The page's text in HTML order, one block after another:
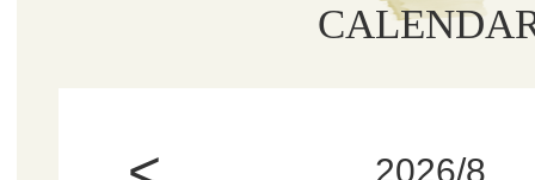
2026/8